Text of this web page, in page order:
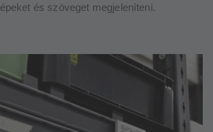
és szöveget megjeleníteni.